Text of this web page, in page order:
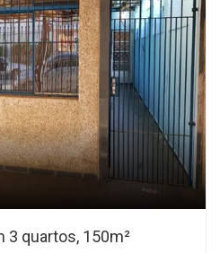
3 quartos, 150m²